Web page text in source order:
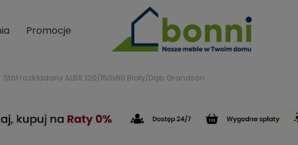
Promocje
Stół rozkładany ALB1L 120/150x80 Biały/Dąb Grandson